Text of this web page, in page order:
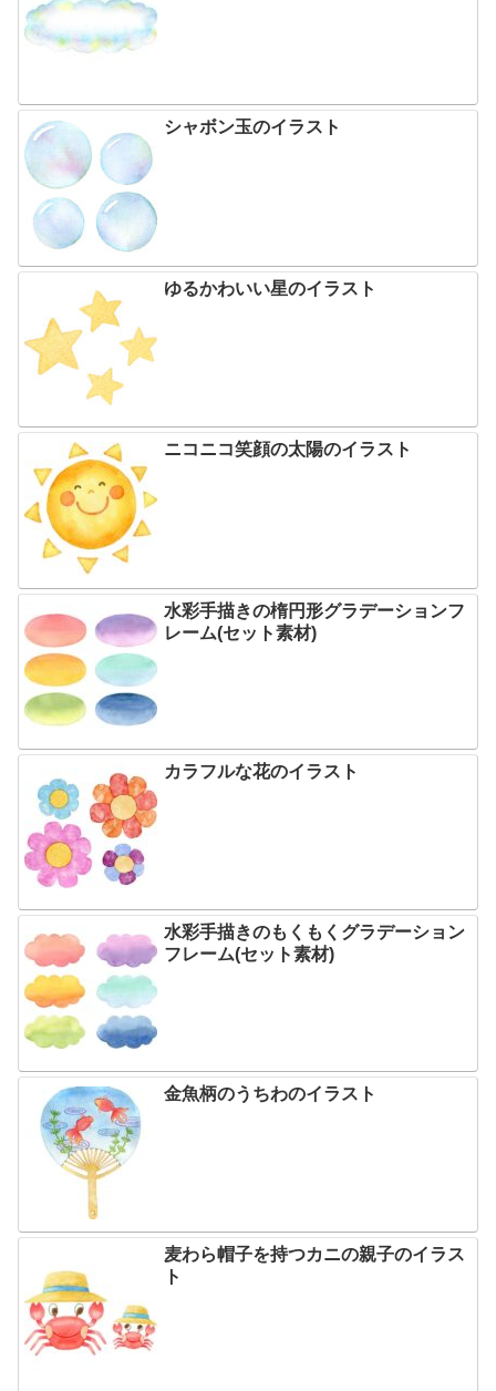
シャボン玉のイラスト
ゆるかわいい星のイラスト
ニコニコ笑顔の太陽のイラスト
水彩手描きの楕円形グラデーションフ
レーム(セット素材)
カラフルな花のイラスト
水彩手描きのもくもくグラデーション
フレーム(セット素材)
金魚柄のうちわのイラスト
麦わら帽子を持つカニの親子のイラス
ト